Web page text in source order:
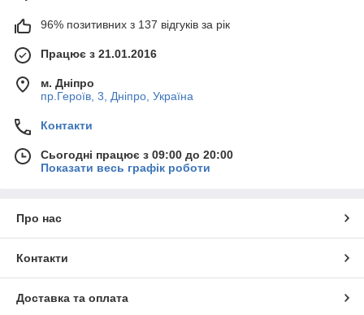
96% позитивних з 137 відгуків за рік
Працює з 21.01.2016
м. Дніпро
пр.Героїв, 3, Дніпро, Україна
Контакти
Сьогодні працює з 09:00 до 20:00
Показати весь графік роботи
Про нас
Контакти
Доставка та оплата